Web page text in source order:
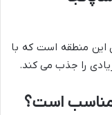
این منطقه است که با
را جذب می کند.
مناسب است؟